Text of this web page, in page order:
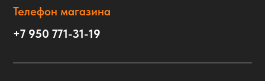
Телефон магазина
+7 950 771-31-19